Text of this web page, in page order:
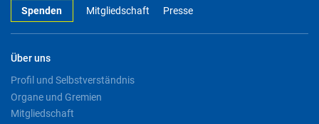
Spenden Mitgliedschaft Presse
Über uns
Profil und Selbstverständnis
Organe und Gremien
Mitgliedschaft